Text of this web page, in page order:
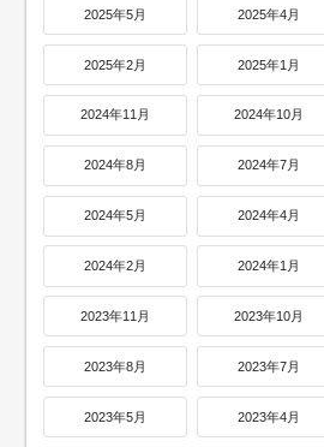
2025年5月 2025年4月
2025年2月 2025年1月
2024年11月 2024年10月
2024年8月 2024年7月
2024年5月 2024年4月
2024年2月 2024年1月
2023年11月 2023年10月
2023年8月 2023年7月
2023年5月 2023年4月